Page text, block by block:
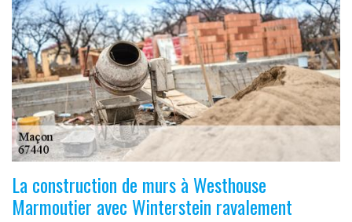
La construction de murs à Westhouse
Marmoutier avec Winterstein ravalement